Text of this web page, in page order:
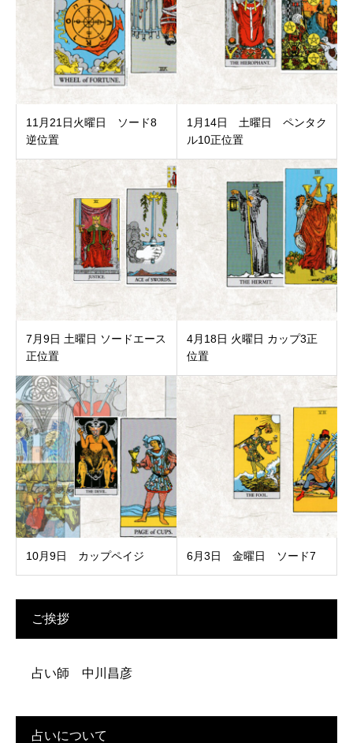
11月21日火曜日 ソード8
逆位置
1月14日 土曜日 ペンタク
ル10正位置
7月9日 土曜日 ソードエース
正位置
4月18日 火曜日 カップ3正
位置
10月9日 カップペイジ 6月3日 金曜日 ソード7
ご挨拶
占い師 中川昌彦
占いについて